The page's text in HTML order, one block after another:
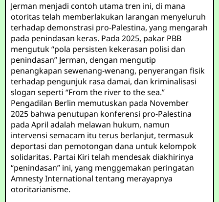
Jerman menjadi contoh utama tren ini, di mana
otoritas telah memberlakukan larangan menyeluruh
terhadap demonstrasi pro-Palestina, yang mengarah
pada penindasan keras. Pada 2025, pakar PBB
mengutuk “pola persisten kekerasan polisi dan
penindasan” Jerman, dengan mengutip
penangkapan sewenang-wenang, penyerangan fisik
terhadap pengunjuk rasa damai, dan kriminalisasi
slogan seperti “From the river to the sea.”
Pengadilan Berlin memutuskan pada November
2025 bahwa penutupan konferensi pro-Palestina
pada April adalah melawan hukum, namun
intervensi semacam itu terus berlanjut, termasuk
deportasi dan pemotongan dana untuk kelompok
solidaritas. Partai Kiri telah mendesak diakhirinya
“penindasan” ini, yang menggemakan peringatan
Amnesty International tentang merayapnya
otoritarianisme.